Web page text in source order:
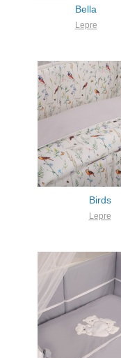
Bella
Lepre
Birds
Lepre